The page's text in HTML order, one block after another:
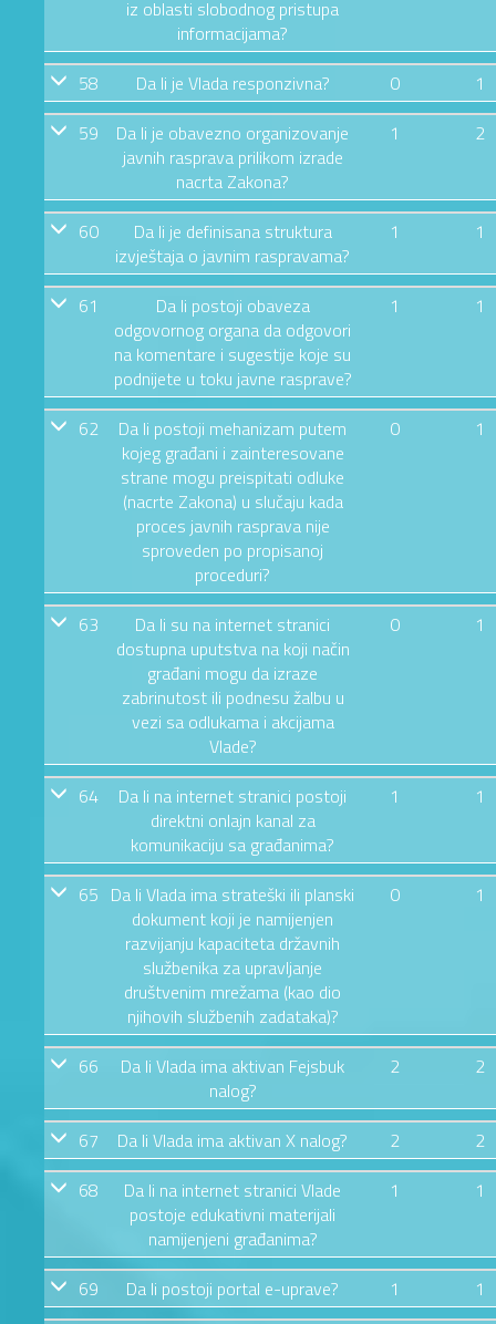
iz oblasti slobodnog pristupa
informacijama?
58 Da li je Vlada responzivna? 0
1
59
Da li je obavezno organizovanje
javnih rasprava prilikom izrade
nacrta Zakona?
1 2
60
Da li je definisana struktura
izvještaja o javnim raspravama?
1 1
61
Da li postoji obaveza
odgovornog organa da odgovori
na komentare i sugestije koje su
podnijete u toku javne rasprave?
1 1
62
Da li postoji mehanizam putem
kojeg građani i zainteresovane
strane mogu preispitati odluke
(nacrte Zakona) u slučaju kada
proces javnih rasprava nije
sproveden po propisanoj
proceduri?
0 1
63
Da li su na internet stranici
dostupna uputstva na koji način
građani mogu da izraze
zabrinutost ili podnesu žalbu u
vezi sa odlukama i akcijama
Vlade?
0 1
64
Da li na internet stranici postoji
direktni onlajn kanal za
komunikaciju sa građanima?
1 1
65 Da li Vlada ima strateški ili planski
dokument koji je namijenjen
razvijanju kapaciteta državnih
službenika za upravljanje
društvenim mrežama (kao dio
njihovih službenih zadataka)?
0 1
66
Da li Vlada ima aktivan Fejsbuk
nalog?
2 2
67 Da li Vlada ima aktivan X nalog? 2
2
68
Da li na internet stranici Vlade
postoje edukativni materijali
namijenjeni građanima?
1 1
69 Da li postoji portal e-uprave? 1
1